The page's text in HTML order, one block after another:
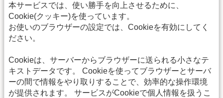
本サービスでは、使い勝手を向上させるために、
Cookie(クッキー)を使っています。
お使いのブラウザーの設定では、Cookieを有効にしてく
ださい。
Cookieは、サーバーからブラウザーに送られる小さなテ
キストデータです。 Cookieを使ってブラウザーとサーバ
ーの間で情報をやり取りすることで、効率的な操作環境
が提供されます。 サービスがCookieで個人情報を扱うこ